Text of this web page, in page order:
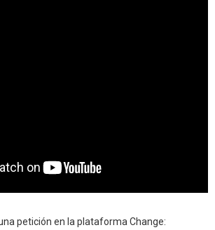
petición en la plataforma Change: